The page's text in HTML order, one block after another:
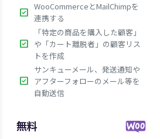
check_box WooCommerceとMailChimpを
連携する
check_box
「特定の商品を購入した顧客」
や「カート離脱者」の顧客リス
トを作成
check_box
サンキューメール、発送通知や
アフターフォローのメール等を
自動送信
無料